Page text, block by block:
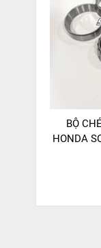
BỘ
HONDA